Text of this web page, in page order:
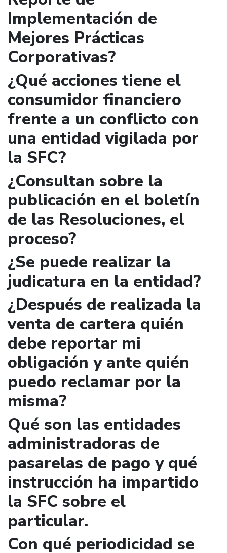
Implementación de
Mejores Prácticas
Corporativas?
¿Qué acciones tiene el
consumidor financiero
frente a un conflicto con
una entidad vigilada por
la SFC?
¿Consultan sobre la
publicación en el boletín
de las Resoluciones, el
proceso?
¿Se puede realizar la
judicatura en la entidad?
¿Después de realizada la
venta de cartera quién
debe reportar mi
obligación y ante quién
puedo reclamar por la
misma?
Qué son las entidades
administradoras de
pasarelas de pago y qué
instrucción ha impartido
la SFC sobre el
particular.
Con qué periodicidad se